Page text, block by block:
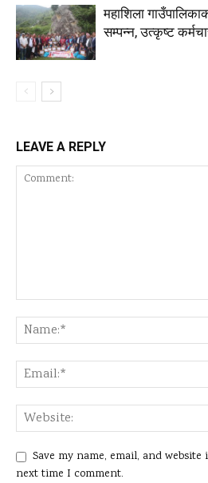
महाशिला
सम्पन्न, उत्कृष्ट
LEAVE A REPLY
Save my name, email, and
next time I comment.